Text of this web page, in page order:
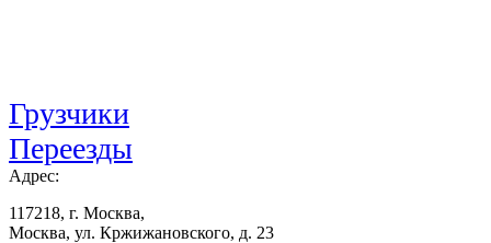
Грузчики
Переезды
Адрес:
117218, г. Москва,
Москва, ул. Кржижановского, д. 23